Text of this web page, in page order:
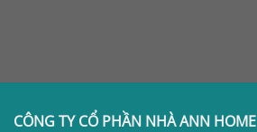
CÔNG TY CỔ PHẦN NHÀ ANN HOME